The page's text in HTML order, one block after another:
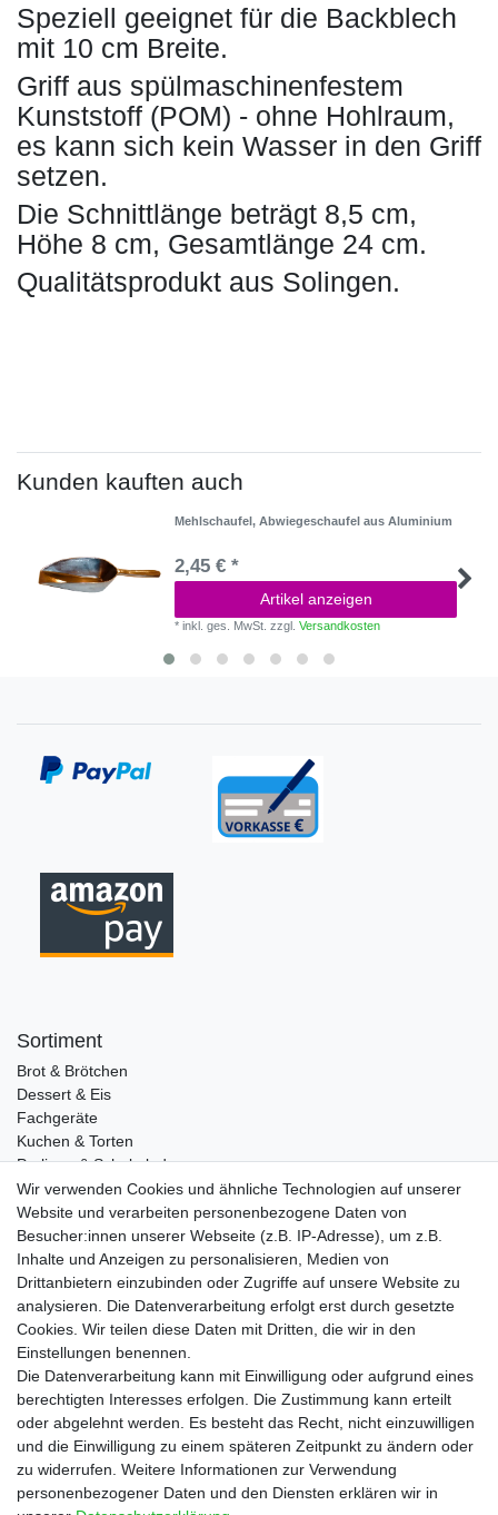
Speziell geeignet für die Backblech
mit 10 cm Breite.
Griff aus spülmaschinenfestem
Kunststoff (POM) - ohne Hohlraum,
es kann sich kein Wasser in den Griff
setzen.
Die Schnittlänge beträgt 8,5 cm,
Höhe 8 cm, Gesamtlänge 24 cm.
Qualitätsprodukt aus Solingen.
Kunden kauften auch
Mehlschaufel, Abwiegeschaufel aus Aluminium
2,45 € *
Artikel anzeigen
*inkl. ges. MwSt. zzgl.Versandkosten
Sortiment
Brot & Brötchen
Dessert & Eis
Fachgeräte
Kuchen & Torten
Pralinen & Schokolade
Lebensmittel
Gutscheine
Informationen
Zahlungsarten
Versandkosten
Service
Rezepte
Newsletter
Blog
Choco Patiss
|
Wir verwenden Cookies und ähnliche Technologien auf unserer
Website und verarbeiten personenbezogene Daten von
Besucher:innen unserer Webseite (z.B. IP-Adresse), um z.B.
Inhalte und Anzeigen zu personalisieren, Medien von
Drittanbietern einzubinden oder Zugriffe auf unsere Website zu
analysieren. Die Datenverarbeitung erfolgt erst durch gesetzte
Cookies. Wir teilen diese Daten mit Dritten, die wir in den
Einstellungen benennen.
Die Datenverarbeitung kann mit Einwilligung oder aufgrund eines
berechtigten Interesses erfolgen. Die Zustimmung kann erteilt
oder abgelehnt werden. Es besteht das Recht, nicht einzuwilligen
und die Einwilligung zu einem späteren Zeitpunkt zu ändern oder
zu widerrufen. Weitere Informationen zur Verwendung
personenbezogener Daten und den Diensten erklären wir in